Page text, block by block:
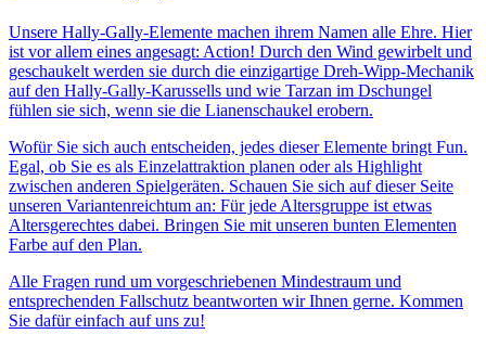
Unsere Hally-Gally-Elemente machen ihrem Namen alle Ehre. Hier
ist vor allem eines angesagt: Action! Durch den Wind gewirbelt und
geschaukelt werden sie durch die einzigartige Dreh-Wipp-Mechanik
auf den Hally-Gally-Karussells und wie Tarzan im Dschungel
fühlen sie sich, wenn sie die Lianenschaukel erobern.
Wofür Sie sich auch entscheiden, jedes dieser Elemente bringt Fun.
Egal, ob Sie es als Einzelattraktion planen oder als Highlight
zwischen anderen Spielgeräten. Schauen Sie sich auf dieser Seite
unseren Variantenreichtum an: Für jede Altersgruppe ist etwas
Altersgerechtes dabei. Bringen Sie mit unseren bunten Elementen
Farbe auf den Plan.
Alle Fragen rund um vorgeschriebenen Mindestraum und
entsprechenden Fallschutz beantworten wir Ihnen gerne. Kommen
Sie dafür einfach auf uns zu!